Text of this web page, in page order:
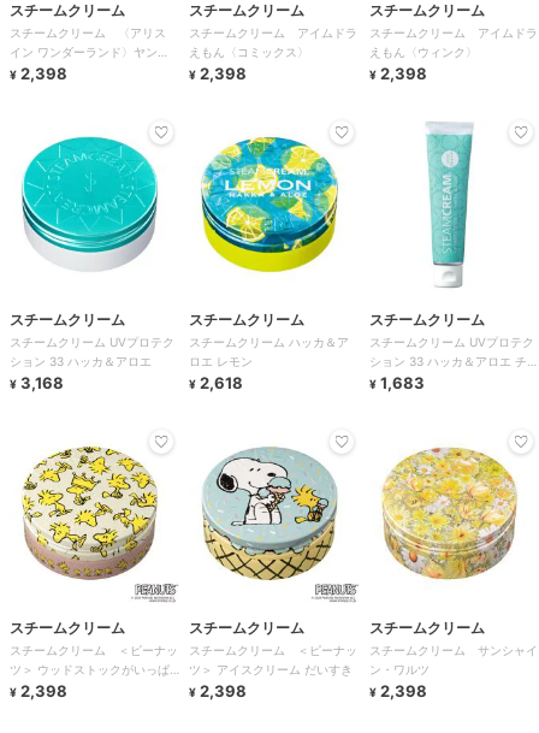
スチームクリーム
スチームクリーム 〈アリス
イン ワンダーランド〉ヤン
グ・オイスター
¥ 2,398
スチームクリーム
スチームクリーム アイムドラ
えもん〈コミックス〉
¥ 2,398
スチームクリーム
スチームクリーム アイムドラ
えもん〈ウィンク〉
¥ 2,398
スチームクリーム
スチームクリーム UVプロテク
ション 33 ハッカ＆アロエ
¥ 3,168
スチームクリーム
スチームクリーム ハッカ＆ア
ロエ レモン
¥ 2,618
スチームクリーム
スチームクリーム UVプロテク
ション 33 ハッカ＆アロエ チュ
ーブ
¥ 1,683
スチームクリーム
スチームクリーム ＜ピーナッ
ツ＞ ウッドストックがいっぱ
い
¥ 2,398
スチームクリーム
スチームクリーム ＜ピーナッ
ツ＞ アイスクリーム だいすき
¥ 2,398
スチームクリーム
スチームクリーム サンシャイ
ン・ワルツ
¥ 2,398